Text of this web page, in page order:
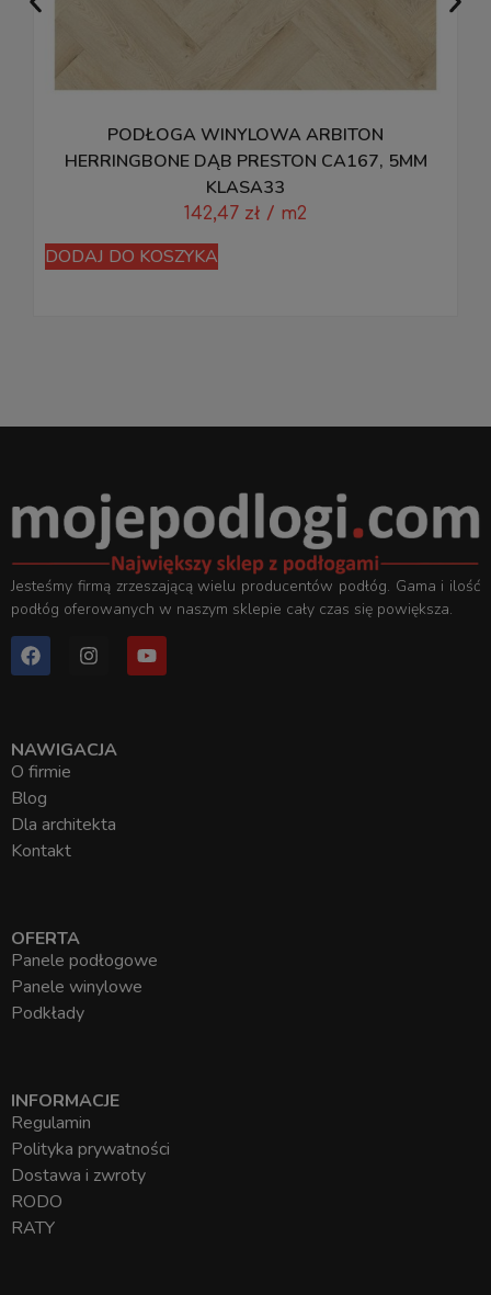
PODŁOGA WINYLOWA ARBITON
HERRINGBONE DĄB PRESTON CA167, 5MM
KLASA33
142,47 zł / m2
DODAJ DO KOSZYKA
Jesteśmy firmą zrzeszającą wielu producentów podłóg. Gama i ilość
podłóg oferowanych w naszym sklepie cały czas się powiększa.
NAWIGACJA
O firmie
Blog
Dla architekta
Kontakt
OFERTA
Panele podłogowe
Panele winylowe
Podkłady
INFORMACJE
Regulamin
Polityka prywatności
Dostawa i zwroty
RODO
RATY